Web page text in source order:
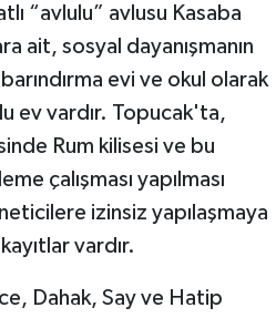
“avlulu” avlusu Kasaba
ait, sosyal dayanışmanın
evi ve okul olarak
ev vardır. Topucak'ta,
Rum kilisesi ve bu
çalışması yapılması
izinsiz yapılaşmaya
vardır.
Dahak, Say ve Hatip